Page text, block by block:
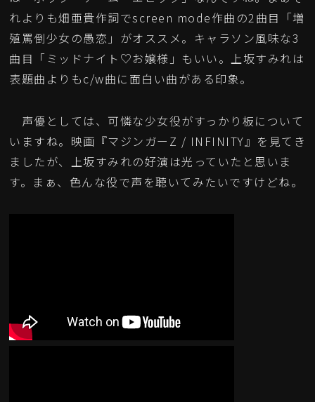
れよりも畑亜貴作詞でscreen mode作曲の2曲目「増
殖罵倒少女の愚恋」がオススメ。キャラソン風味な3
曲目「ミッドナイト♡お嬢様」もいい。上坂すみれは
表題曲よりもc/w曲に面白い曲がある印象。
声優としては、可憐な少女役がすっかり板について
いますね。映画『マジンガーZ / INFINITY』を見てき
ましたが、上坂すみれの好演は光っていたと思いま
す。まぁ、色んな役で声を聴いてみたいですけどね。